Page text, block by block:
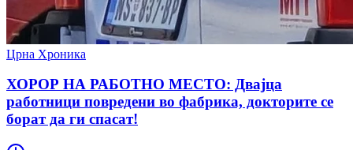
Црна Хроника
ХОРОР НА РАБОТНО МЕСТО: Двајца
работници повредени во фабрика, докторите се
борат да ги спасат!